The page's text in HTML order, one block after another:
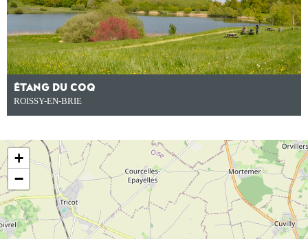
ÉTANG DU COQ
ROISSY-EN-BRIE
+
−